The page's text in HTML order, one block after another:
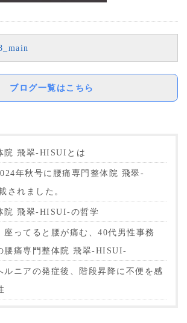
ブログ一覧はこちら
院 飛翠-HISUIとは
年秋号に腰痛専門整体院 飛翠-
されました。
院 飛翠-HISUI-の哲学
座ってると腰が痛む、40代男性事務
痛専門整体院 飛翠-HISUI-
ルニアの発症後、階段昇降に不便を感